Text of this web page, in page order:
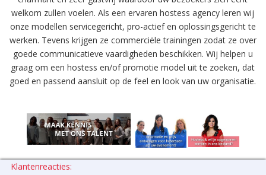
welkom zullen voelen. Als een ervaren hostess agency leren wij
onze modellen servicegericht, pro-actief en oplossingsgericht te
werken. Tevens krijgen ze commerciële trainingen zodat ze over
goede communicatieve vaardigheden beschikken. Wij helpen u
graag om een hostess en/of promotie model uit te zoeken, dat
goed en passend aansluit op de feel en look van uw organisatie.
Klantenreacties: